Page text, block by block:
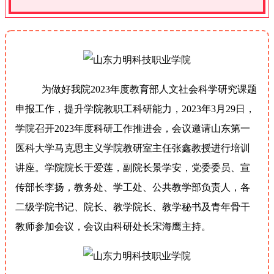
为做好我院2023年度教育部人文社会科学研究课题
申报工作，提升学院教职工科研能力，2023年3月29日，
学院召开2023年度科研工作推进会，会议邀请山东第一
医科大学马克思主义学院教研室主任张鑫教授进行培训
讲座。学院院长于爱莲，副院长景学安，党委委员、宣
传部长李扬，教务处、学工处、公共教学部负责人，各
二级学院书记、院长、教学院长、教学秘书及青年骨干
教师参加会议，会议由科研处长宋海鹰主持。